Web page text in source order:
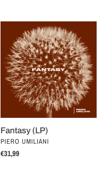
Fantasy (LP)
VENDOR
PIERO UMILIANI
Regular
€31,99